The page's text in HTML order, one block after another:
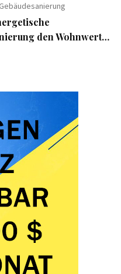
den Wohnwert